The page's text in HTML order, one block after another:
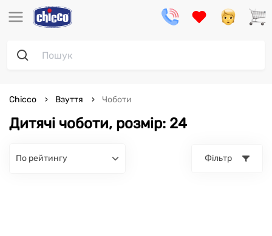
Дитячі чоботи, розмір: 24
Chicco Взуття Чоботи
по рейтингу Фільтр